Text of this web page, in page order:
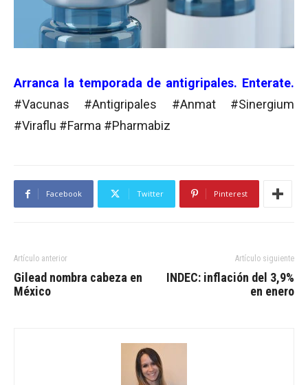
Arranca la temporada de antigripales. Enterate.
#Vacunas #Antigripales #Anmat #Sinergium
#Viraflu #Farma #Pharmabiz
Facebook Twitter Pinterest
Artículo anterior
Gilead nombra cabeza en
México
Artículo siguiente
INDEC: inflación del 3,9%
en enero